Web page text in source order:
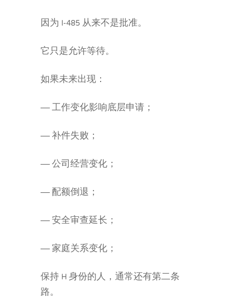
因为 I-485 从来不是批准。
它只是允许等待。
如果未来出现：
— 工作变化影响底层申请；
— 补件失败；
— 公司经营变化；
— 配额倒退；
— 安全审查延长；
— 家庭关系变化；
保持 H 身份的人，通常还有第二条
路。